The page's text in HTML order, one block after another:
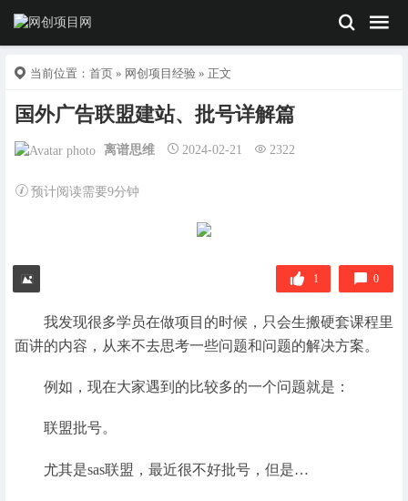
当前位置： 首页 » 网创项目经验 » 正文
国外广告联盟建站、批号详解篇
离谱思维 2024-02-21 2322
预计阅读需要9分钟
1 0
我发现很多学员在做项目的时候，只会生搬硬套课程里
面讲的内容，从来不去思考一些问题和问题的解决方案。
例如，现在大家遇到的比较多的一个问题就是：
联盟批号。
尤其是sas联盟，最近很不好批号，但是…